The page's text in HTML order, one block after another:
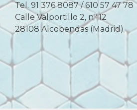
Tel. 91 376 8087 / 610 57 47 78
Calle Valportillo 2, nº 12
28108 Alcobendas (Madrid)